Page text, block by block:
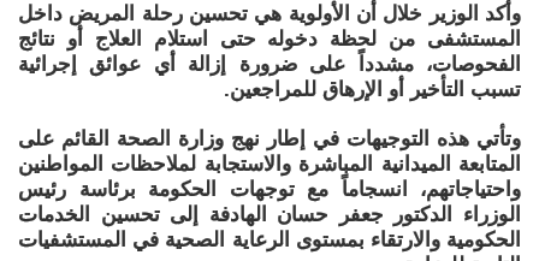
وأكد الوزير خلال أن الأولوية هي تحسين رحلة المريض داخل
المستشفى من لحظة دخوله حتى استلام العلاج أو نتائج
الفحوصات، مشدداً على ضرورة إزالة أي عوائق إجرائية
تسبب التأخير أو الإرهاق للمراجعين.
وتأتي هذه التوجيهات في إطار نهج وزارة الصحة القائم على
المتابعة الميدانية المباشرة والاستجابة لملاحظات المواطنين
واحتياجاتهم، انسجاماً مع توجهات الحكومة برئاسة رئيس
الوزراء الدكتور جعفر حسان الهادفة إلى تحسين الخدمات
الحكومية والارتقاء بمستوى الرعاية الصحية في المستشفيات